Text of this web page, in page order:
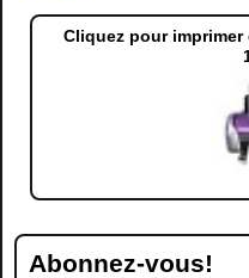
Cliquez pour
Abonnez-vous!